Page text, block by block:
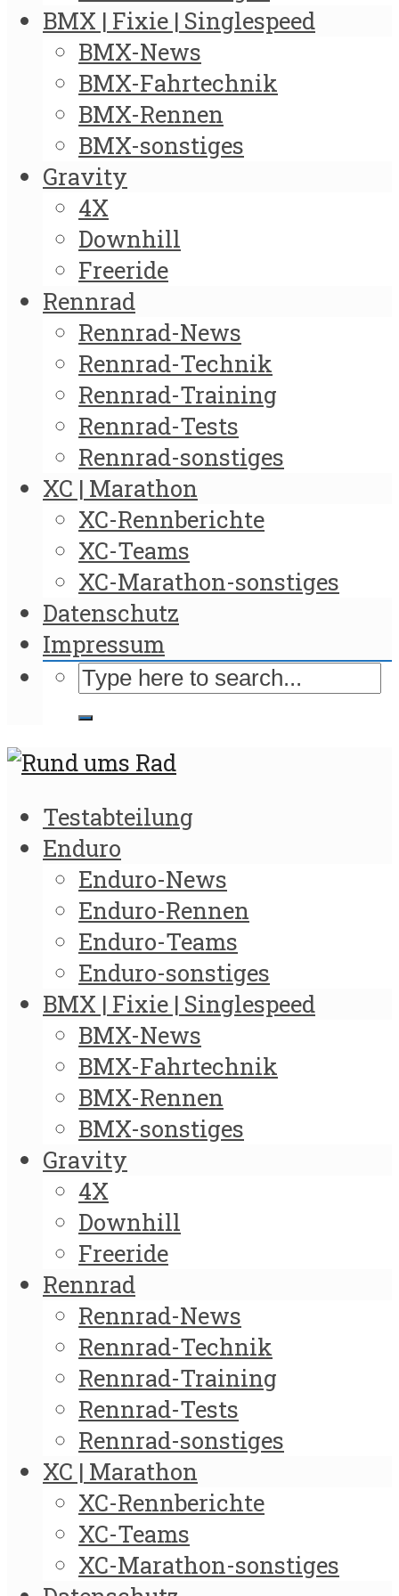
BMX | Fixie | Singlespeed
BMX-News
BMX-Fahrtechnik
BMX-Rennen
BMX-sonstiges
Gravity
4X
Downhill
Freeride
Rennrad
Rennrad-News
Rennrad-Technik
Rennrad-Training
Rennrad-Tests
Rennrad-sonstiges
XC | Marathon
XC-Rennberichte
XC-Teams
XC-Marathon-sonstiges
Datenschutz
Impressum
Testabteilung
Enduro
Enduro-News
Enduro-Rennen
Enduro-Teams
Enduro-sonstiges
BMX | Fixie | Singlespeed
BMX-News
BMX-Fahrtechnik
BMX-Rennen
BMX-sonstiges
Gravity
4X
Downhill
Freeride
Rennrad
Rennrad-News
Rennrad-Technik
Rennrad-Training
Rennrad-Tests
Rennrad-sonstiges
XC | Marathon
XC-Rennberichte
XC-Teams
XC-Marathon-sonstiges